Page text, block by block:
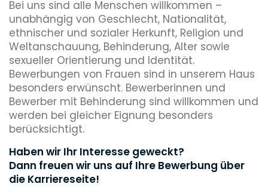
Bei uns sind alle Menschen willkommen –
unabhängig von Geschlecht, Nationalität,
ethnischer und sozialer Herkunft, Religion und
Weltanschauung, Behinderung, Alter sowie
sexueller Orientierung und Identität.
Bewerbungen von Frauen sind in unserem Haus
besonders erwünscht. Bewerberinnen und
Bewerber mit Behinderung sind willkommen und
werden bei gleicher Eignung besonders
berücksichtigt.
Haben wir Ihr Interesse geweckt?
Dann freuen wir uns auf Ihre Bewerbung über
die Karriereseite!